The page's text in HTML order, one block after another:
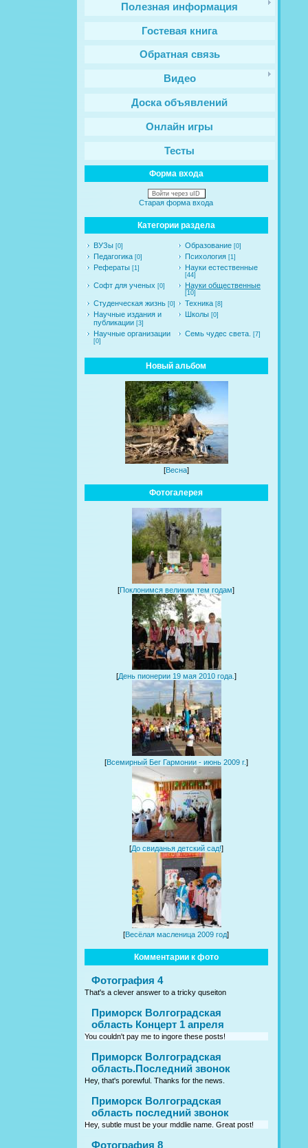
Полезная информация
Гостевая книга
Обратная связь
Видео
Доска объявлений
Онлайн игры
Тесты
Форма входа
Войти через uID
Старая форма входа
Категории раздела
ВУЗы [0] Образование [0]
Педагогика [0] Психология [1]
Рефераты [1] Науки естественные
[44]
Софт для ученых [0] Науки общественные
[10]
Студенческая жизнь [0] Техника [8]
Научные издания и
публикации [3]
Школы [0]
Научные организации
[0]
Семь чудес света. [7]
Новый альбом
[Весна]
Фотогалерея
[Поклонимся великим тем годам]
[День пионерии 19 мая 2010 года. ]
[Всемирный Бег Гармонии - июнь 2009 г.]
[До свиданья детский сад!]
[Весёлая масленица 2009 год]
Комментарии к фото
Фотография 4
That's a clever answer to a tricky quseiton
Приморск Волгоградская
область Концерт 1 апреля
You couldn't pay me to ingore these posts!
Приморск Волгоградская
область.Последний звонок
Hey, that's porewful. Thanks for the news.
Приморск Волгоградская
область последний звонок
Hey, subtle must be your mddlie name. Great post!
Фотография 8